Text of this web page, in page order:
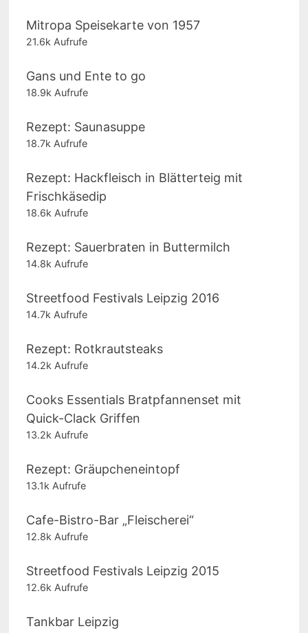
Mitropa Speisekarte von 1957
21.6k Aufrufe
Gans und Ente to go
18.9k Aufrufe
Rezept: Saunasuppe
18.7k Aufrufe
Rezept: Hackfleisch in Blätterteig mit
Frischkäsedip
18.6k Aufrufe
Rezept: Sauerbraten in Buttermilch
14.8k Aufrufe
Streetfood Festivals Leipzig 2016
14.7k Aufrufe
Rezept: Rotkrautsteaks
14.2k Aufrufe
Cooks Essentials Bratpfannenset mit
Quick-Clack Griffen
13.2k Aufrufe
Rezept: Gräupcheneintopf
13.1k Aufrufe
Cafe-Bistro-Bar „Fleischerei“
12.8k Aufrufe
Streetfood Festivals Leipzig 2015
12.6k Aufrufe
Tankbar Leipzig